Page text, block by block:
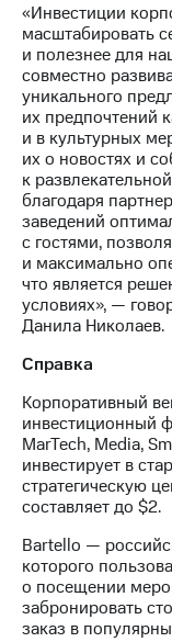
Рынок
Описание
о
именных
Другое
Контакты
развитие
этика
На главную
«Инвестиции
масштабировать
и полезнее для
совместно
уникального
их предпочтений
и в культурных
их о новостях и
к
благодаря
заведений
с гостями,
и максимально
что является
условиях», —
Данила Николаев.
Справка
Корпоративный
инвестиционный
MarTech, Media,
инвестирует в
стратегическую
составляет до $2.
Bartello —
которого
о посещении
забронировать
заказ в